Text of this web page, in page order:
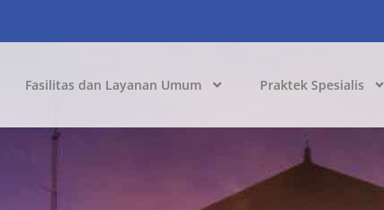
Fasilitas dan Layanan Umum Praktek Spesialis